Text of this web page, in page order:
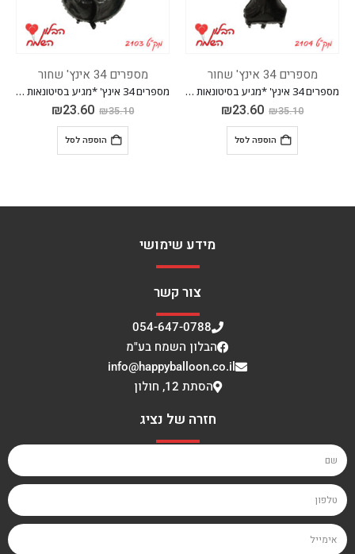
מספרים 34 אינץ' שחור
מספרים 34 אינץ' *מגיע בסיטונאות חבילה של 5 יח'*
₪35.10
₪23.60
הוספה לסל
מספרים 34 אינץ' שחור
מספרים 34 אינץ' *מגיע בסיטונאות חבילה של 5 יח'*
₪35.10
₪23.60
הוספה לסל
מידע שימושי
צור קשר
054-647-0788
הבלון השמח בע"מ
info@happyballoon.co.il
הסתת 12, חולון
חזרה של נציג